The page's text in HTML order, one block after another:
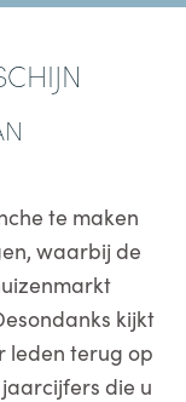
te maken
waarbij de
kijkt
leden terug op
die u